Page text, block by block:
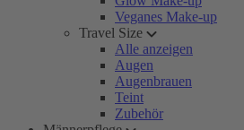
Veganes Make-up
Travel Size
Alle anzeigen
Augen
Augenbrauen
Teint
Zubehör